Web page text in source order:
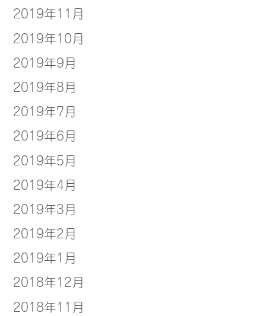
2019年11月
2019年10月
2019年9月
2019年8月
2019年7月
2019年6月
2019年5月
2019年4月
2019年3月
2019年2月
2019年1月
2018年12月
2018年11月